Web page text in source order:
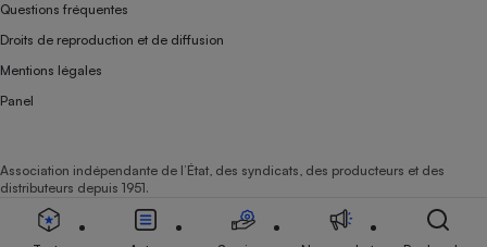
Questions fréquentes
Droits de reproduction et de diffusion
Mentions légales
Panel
Association indépendante de l’État, des syndicats, des producteurs et des
distributeurs depuis 1951.